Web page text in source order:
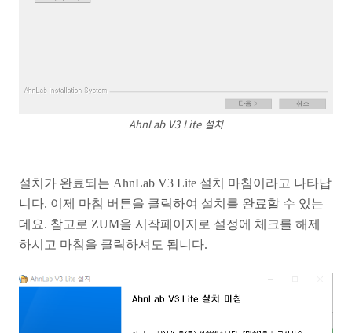
AhnLab V3 Lite 설치
설치가 완료되는 AhnLab V3 Lite 설치 마침이라고 나타납
니다. 이제 마침 버튼을 클릭하여 설치를 완료할 수 있는
데요. 참고로 ZUM을 시작페이지로 설정에 체크를 해제
하시고 마침을 클릭하셔도 됩니다.